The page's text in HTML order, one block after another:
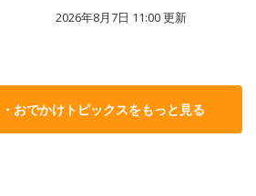
2026年8月7日 11:00更新
おでかけトピックスをもっと見る